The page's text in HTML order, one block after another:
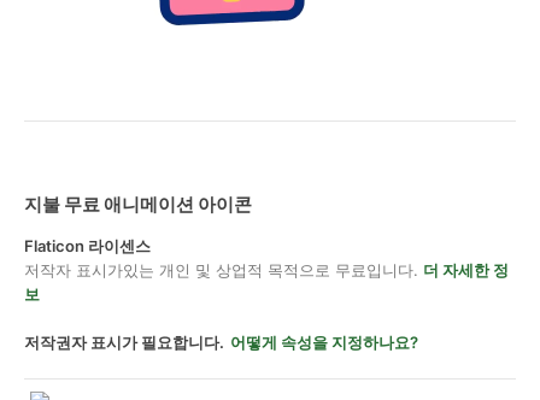
지불 무료 애니메이션 아이콘
Flaticon 라이센스
저작자 표시가있는 개인 및 상업적 목적으로 무료입니다. 더 자세한 정
보
저작권자 표시가 필요합니다. 어떻게 속성을 지정하나요?